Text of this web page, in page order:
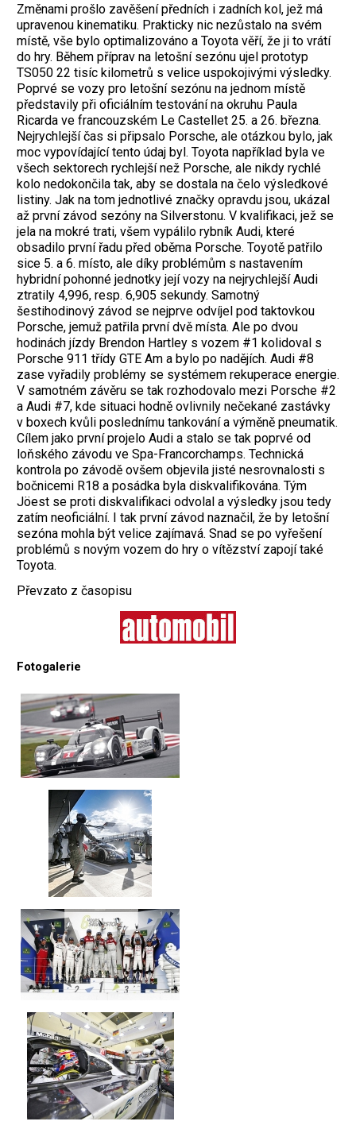
Změnami prošlo zavěšení předních i zadních kol, jež má
upravenou kinematiku. Prakticky nic nezůstalo na svém
místě, vše bylo optimalizováno a Toyota věří, že ji to vrátí
do hry. Během příprav na letošní sezónu ujel prototyp
TS050 22 tisíc kilometrů s velice uspokojivými výsledky.
Poprvé se vozy pro letošní sezónu na jednom místě
představily při oficiálním testování na okruhu Paula
Ricarda ve francouzském Le Castellet 25. a 26. března.
Nejrychlejší čas si připsalo Porsche, ale otázkou bylo, jak
moc vypovídající tento údaj byl. Toyota například byla ve
všech sektorech rychlejší než Porsche, ale nikdy rychlé
kolo nedokončila tak, aby se dostala na čelo výsledkové
listiny. Jak na tom jednotlivé značky opravdu jsou, ukázal
až první závod sezóny na Silverstonu. V kvalifikaci, jež se
jela na mokré trati, všem vypálilo rybník Audi, které
obsadilo první řadu před oběma Porsche. Toyotě patřilo
sice 5. a 6. místo, ale díky problémům s nastavením
hybridní pohonné jednotky její vozy na nejrychlejší Audi
ztratily 4,996, resp. 6,905 sekundy. Samotný
šestihodinový závod se nejprve odvíjel pod taktovkou
Porsche, jemuž patřila první dvě místa. Ale po dvou
hodinách jízdy Brendon Hartley s vozem #1 kolidoval s
Porsche 911 třídy GTE Am a bylo po nadějích. Audi #8
zase vyřadily problémy se systémem rekuperace energie.
V samotném závěru se tak rozhodovalo mezi Porsche #2
a Audi #7, kde situaci hodně ovlivnily nečekané zastávky
v boxech kvůli poslednímu tankování a výměně pneumatik.
Cílem jako první projelo Audi a stalo se tak poprvé od
loňského závodu ve Spa-Francorchamps. Technická
kontrola po závodě ovšem objevila jisté nesrovnalosti s
bočnicemi R18 a posádka byla diskvalifikována. Tým
Jöest se proti diskvalifikaci odvolal a výsledky jsou tedy
zatím neoficiální. I tak první závod naznačil, že by letošní
sezóna mohla být velice zajímavá. Snad se po vyřešení
problémů s novým vozem do hry o vítězství zapojí také
Toyota.
Převzato z časopisu
Fotogalerie